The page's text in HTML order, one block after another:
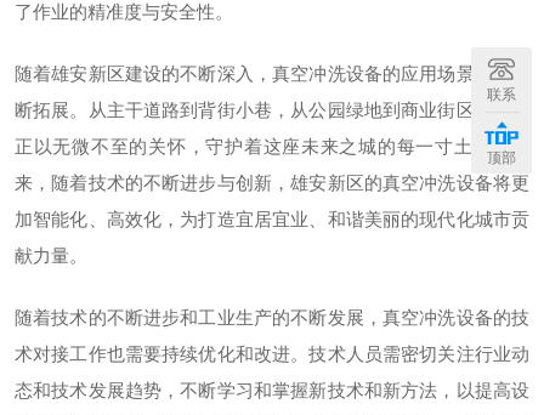
了作业的精准度与安全性。
随着雄安新区建设的不断深入，真空冲洗设备的应用场景也在不
断拓展。从主干道路到背街小巷，从公园绿地到商业街区，它们
正以无微不至的关怀，守护着这座未来之城的每一寸土地。未
来，随着技术的不断进步与创新，雄安新区的真空冲洗设备将更
加智能化、高效化，为打造宜居宜业、和谐美丽的现代化城市贡
献力量。
随着技术的不断进步和工业生产的不断发展，真空冲洗设备的技
术对接工作也需要持续优化和改进。技术人员需密切关注行业动
态和技术发展趋势，不断学习和掌握新技术和新方法，以提高设
联系
顶部